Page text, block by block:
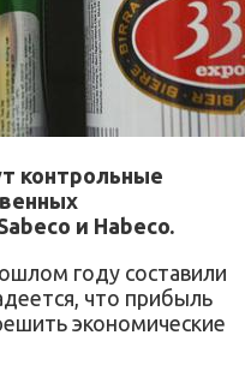
контрольные
и Habeco.
году составили
что прибыль
экономические